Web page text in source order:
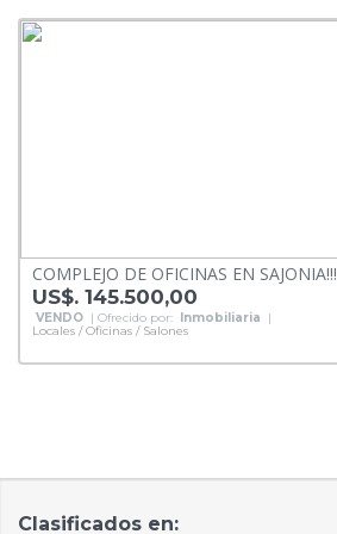
COMPLEJO DE OFICINAS EN SAJONIA!!!
US$. 145.500,00
VENDO | Ofrecido por: Inmobiliaria
|
Locales / Oficinas / Salones
Clasificados en: